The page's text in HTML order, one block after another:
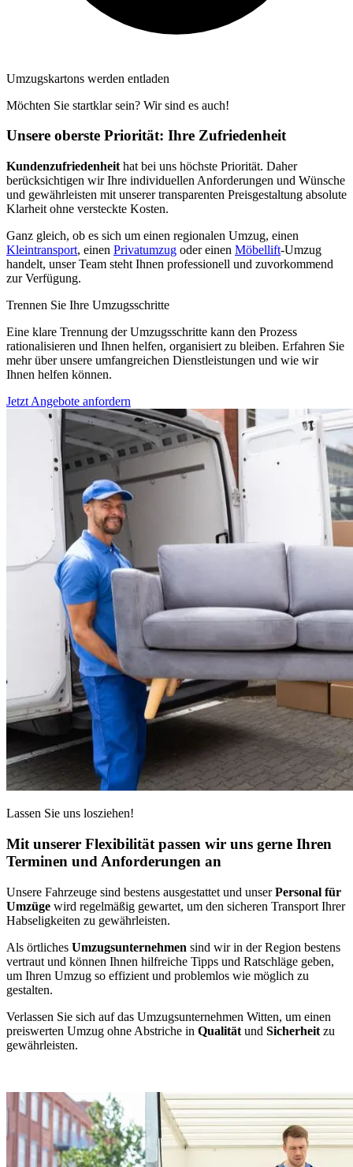
Umzugskartons werden entladen
Möchten Sie startklar sein? Wir sind es auch!
Unsere oberste Priorität: Ihre Zufriedenheit
Kundenzufriedenheit hat bei uns höchste Priorität. Daher
berücksichtigen wir Ihre individuellen Anforderungen und Wünsche
und gewährleisten mit unserer transparenten Preisgestaltung absolute
Klarheit ohne versteckte Kosten.
Ganz gleich, ob es sich um einen regionalen Umzug, einen
Kleintransport, einen Privatumzug oder einen Möbellift-Umzug
handelt, unser Team steht Ihnen professionell und zuvorkommend
zur Verfügung.
Trennen Sie Ihre Umzugsschritte
Eine klare Trennung der Umzugsschritte kann den Prozess
rationalisieren und Ihnen helfen, organisiert zu bleiben. Erfahren Sie
mehr über unsere umfangreichen Dienstleistungen und wie wir
Ihnen helfen können.
Jetzt Angebote anfordern
Lassen Sie uns losziehen!
Mit unserer Flexibilität passen wir uns gerne Ihren
Terminen und Anforderungen an
Unsere Fahrzeuge sind bestens ausgestattet und unserPersonal für
Umzüge wird regelmäßig gewartet, um den sicheren Transport Ihrer
Habseligkeiten zu gewährleisten.
Als örtliches Umzugsunternehmen sind wir in der Region bestens
vertraut und können Ihnen hilfreiche Tipps und Ratschläge geben,
um Ihren Umzug so effizient und problemlos wie möglich zu
gestalten.
Verlassen Sie sich auf das Umzugsunternehmen Witten, um einen
preiswerten Umzug ohne Abstriche in Qualität und Sicherheit zu
gewährleisten.